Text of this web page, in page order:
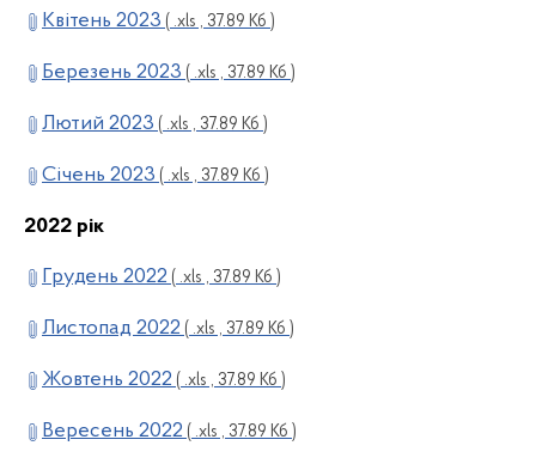
Квітень 2023 ( .xls , 37.89 Кб )
Березень 2023 ( .xls , 37.89 Кб )
Лютий 2023 ( .xls , 37.89 Кб )
Січень 2023 ( .xls , 37.89 Кб )
2022 рік
Грудень 2022 ( .xls , 37.89 Кб )
Листопад 2022 ( .xls , 37.89 Кб )
Жовтень 2022 ( .xls , 37.89 Кб )
Вересень 2022 ( .xls , 37.89 Кб )